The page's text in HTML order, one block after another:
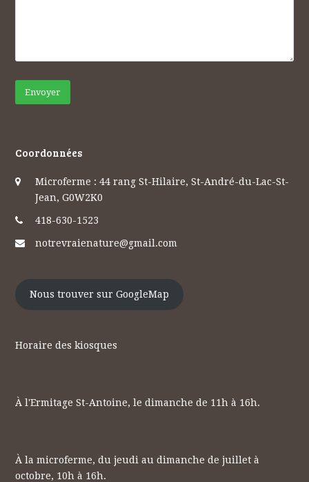
Coordonnées
Microferme : 44 rang St-Hilaire, St-André-du-Lac-St-
Jean, G0W2K0
418-630-1523
notrevraienature@gmail.com
Nous trouver sur GoogleMap
Horaire des kiosques
À l'Ermitage St-Antoine, le dimanche de 11h à 16h.
À la microferme, du jeudi au dimanche de juillet à
octobre, 10h à 16h.